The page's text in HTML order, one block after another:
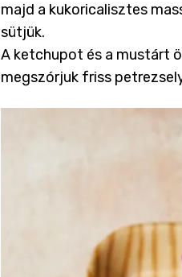
majd a kukoricalisztes
sütjük.
A ketchupot és a mustárt
megszórjuk friss